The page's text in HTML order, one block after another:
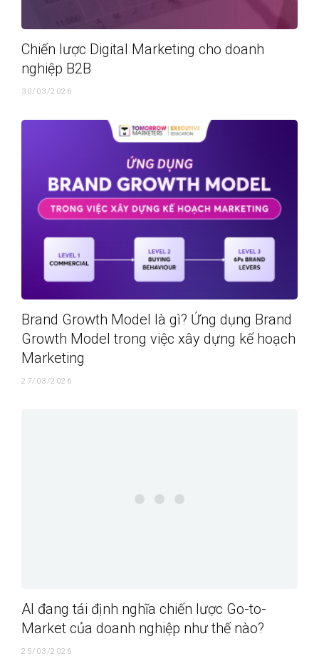
Chiến lược Digital Marketing cho doanh
nghiệp B2B
30/03/2026
Brand Growth Model là gì? Ứng dụng Brand
Growth Model trong việc xây dựng kế hoạch
Marketing
27/03/2026
AI đang tái định nghĩa chiến lược Go-to-
Market của doanh nghiệp như thế nào?
25/03/2026